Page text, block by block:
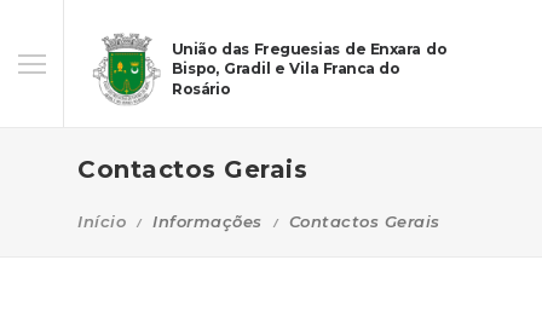
União das Freguesias de Enxara do
Bispo, Gradil e Vila Franca do
Rosário
Contactos Gerais
Início Informações Contactos Gerais